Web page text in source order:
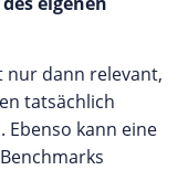
nur dann relevant,
tatsächlich
Ebenso kann eine